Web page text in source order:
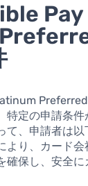
Pay
特定の申請条
て、申請者は
より、カード
確保し、安全に